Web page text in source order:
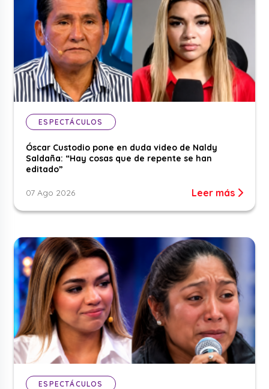
ESPECTÁCULOS
Óscar Custodio pone en duda video de Naldy
Saldaña: “Hay cosas que de repente se han
editado”
07 Ago 2026 Leer más
ESPECTÁCULOS